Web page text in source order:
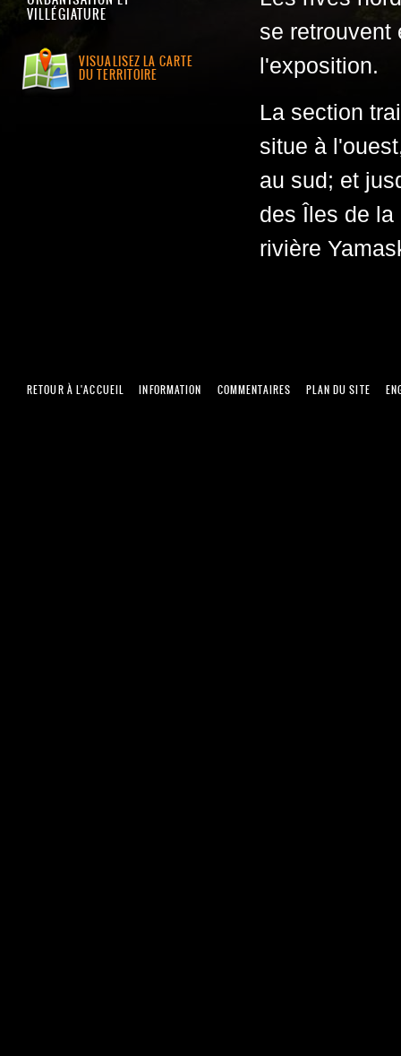
VILLÉGIATURE
VISUALISEZ LA CARTE
DU TERRITOIRE
se retrouvent
l'exposition.
La section
situe à
au sud; et
des Îles de la
rivière
RETOUR À L'ACCUEIL INFORMATION COMMENTAIRES PLAN DU SITE